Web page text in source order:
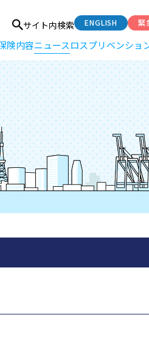
サイト内検索 ENGLISH 緊
険内容ニュースロスプリベンショ